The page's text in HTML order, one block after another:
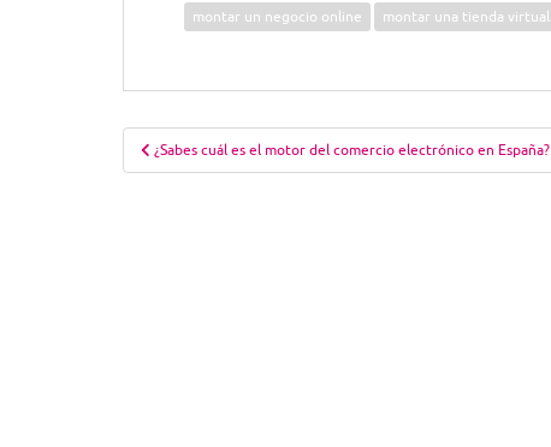
montar un negocio online
montar una tienda virtual
Navegación
de
¿Sabes cuál es el motor del comercio electrónico en España?